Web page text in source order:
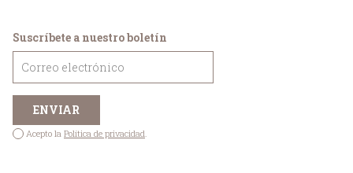
Suscríbete a nuestro boletín
Acepto la Política de privacidad